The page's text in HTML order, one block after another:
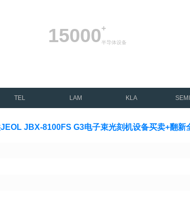
15000+
半导体设备
TEL LAM KLA
JBX-8100FS G3电子束光刻机设备买卖+翻新